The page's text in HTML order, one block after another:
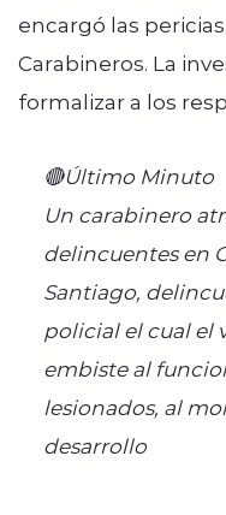
encargó las
Carabineros. La
formalizar a los
🔴Último Minuto
Un carabinero
delincuentes en
Santiago,
policial el cual el
embiste al
lesionados, al
desarrollo